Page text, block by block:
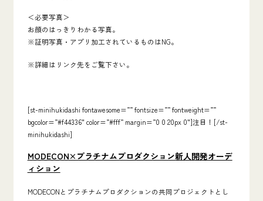
＜必要写真＞
お顔のはっきりわかる写真。
※証明写真・アプリ加工されているものはNG。
※詳細はリンク先をご覧下さい。
[st-minihukidashi fontawesome=”” fontsize=”” fontweight=””
bgcolor=”#f44336″ color=”#fff” margin=”0 0 20px 0″]注目！[/st-
minihukidashi]
MODECON×プラチナムプロダクション新人開発オーデ
ィション
MODECONとプラチナムプロダクションの共同プロジェクトとし